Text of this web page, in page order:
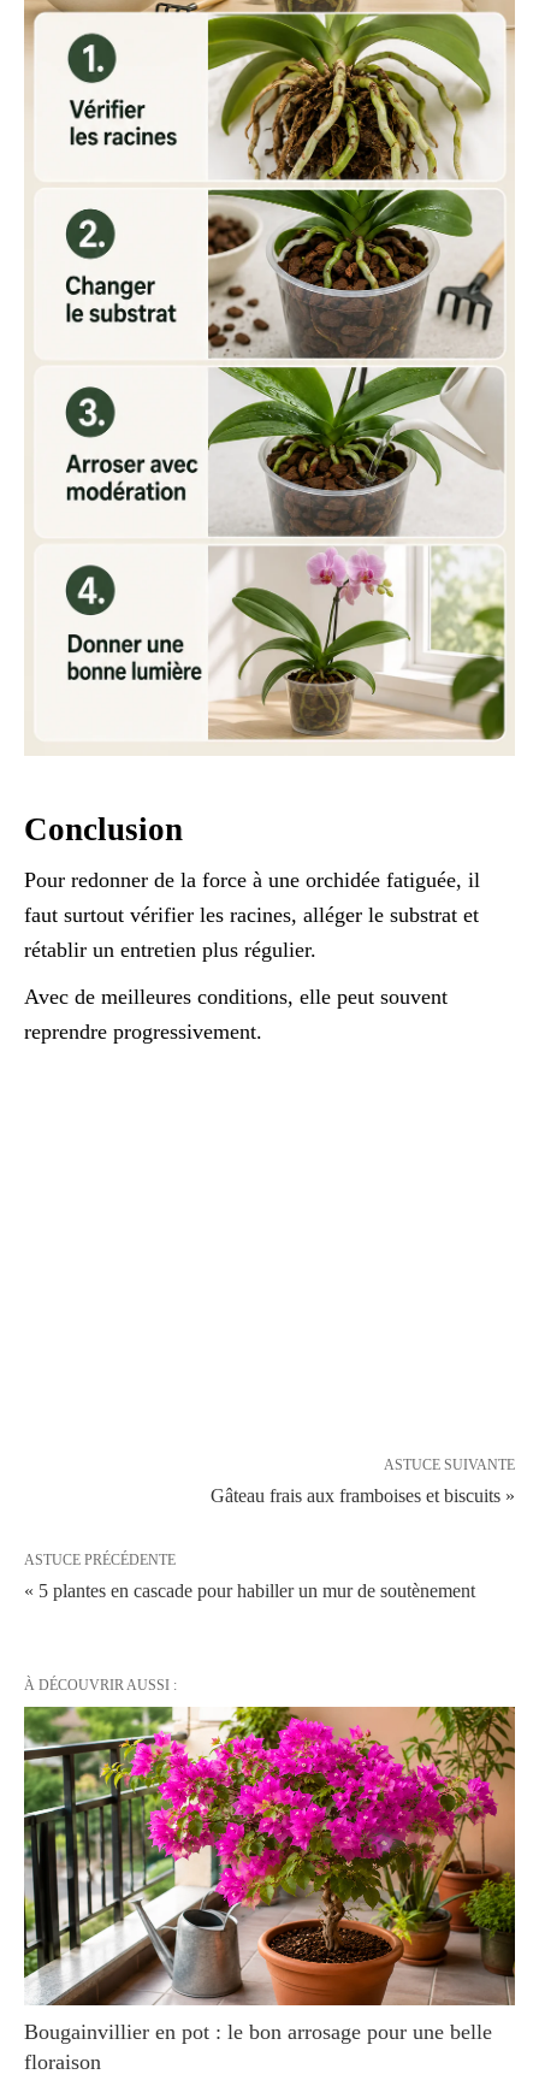
Conclusion
Pour redonner de la force à une orchidée fatiguée, il
faut surtout vérifier les racines, alléger le substrat et
rétablir un entretien plus régulier.
Avec de meilleures conditions, elle peut souvent
reprendre progressivement.
ASTUCE SUIVANTE
Gâteau frais aux framboises et biscuits »
ASTUCE PRÉCÉDENTE
« 5 plantes en cascade pour habiller un mur de soutènement
À DÉCOUVRIR AUSSI :
Bougainvillier en pot : le bon arrosage pour une belle
floraison